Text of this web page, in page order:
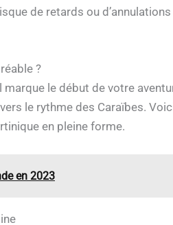
de retards ou
?
le début de votre
le rythme des Caraïbes.
en pleine forme.
en 2023